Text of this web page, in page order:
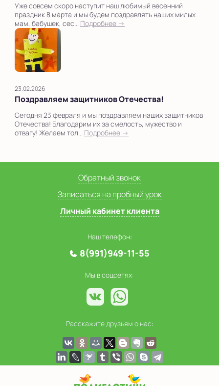
Уже совсем скоро наступит наш любимый весенний
праздник 8 марта и мы будем поздравлять наших милых
мам, бабушек, сес... Подробнее →
23.02.2026
Поздравляем защитников Отечества!
Сегодня 23 февраля и мы поздравляем наших защитников
Отечества! Благодарим их за смелость, мужество и
отвагу! Желаем тол... Подробнее →
Обратный звонок
Записаться на пробный урок
Личный кабинет клиента
Наш телефон:
8(991)949-11-55
Мы в соцсетях:
Расскажите друзьям о нас: